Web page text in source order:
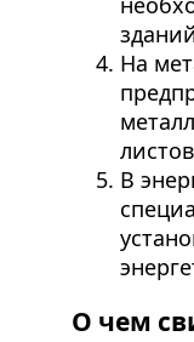
На
В
О чем